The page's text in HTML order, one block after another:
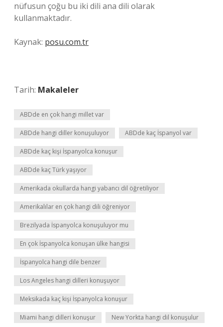
nüfusun çoğu bu iki dili ana dili olarak
kullanmaktadır.
Kaynak: posu.com.tr
Tarih: Makaleler
ABDde en çok hangi millet var
ABDde hangi diller konuşuluyor ABDde kaç İspanyol var
ABDde kaç kişi İspanyolca konuşur
ABDde kaç Türk yaşıyor
Amerikada okullarda hangi yabancı dil öğretiliyor
Amerikalılar en çok hangi dili öğreniyor
Brezilyada İspanyolca konuşuluyor mu
En çok İspanyolca konuşan ülke hangisi
İspanyolca hangi dile benzer
Los Angeles hangi dilleri konuşuyor
Meksikada kaç kişi İspanyolca konuşur
Miami hangi dilleri konuşur New Yorkta hangi dil konuşulur